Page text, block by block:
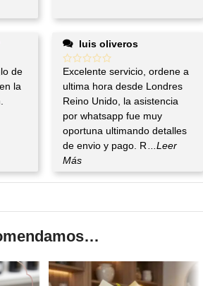
de
la
luis oliveros
Excelente servicio, ordene a
ultima hora desde Londres
Reino Unido, la asistencia
por whatsapp fue muy
oportuna ultimando detalles
de envio y pago. R
...Leer
Más